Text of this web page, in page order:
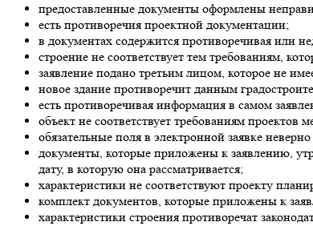
предоставленные документы оформлены
есть противоречия проектной документации;
в документах содержится противоречивая или
строение не соответствует тем требованиям,
заявление подано третьим лицом, которое не
новое здание противоречит данным
есть противоречивая информация в самом
объект не соответствует требованиям
обязательные поля в электронной заявке
документы, которые приложены к заявлению,
дату, в которую она рассматривается;
характеристики не соответствуют проекту
комплект документов, которые приложены к
характеристики строения противоречат